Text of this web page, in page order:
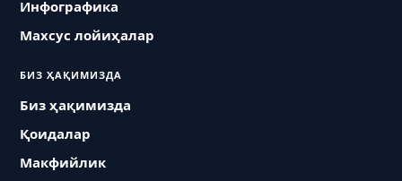
Инфографика
Махсус лойиҳалар
БИЗ ҲАҚИМИЗДА
Биз ҳақимизда
Қоидалар
Макфийлик